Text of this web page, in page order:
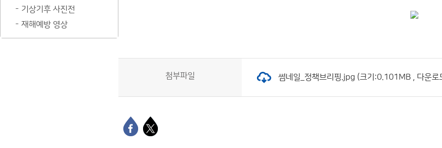
기상기후 사진전
재해예방 영상
첨부파일 썸네일_정책브리핑.jpg (크기:0.101MB , 다운